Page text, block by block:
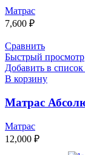
Матрас
7,600 ₽
Сравнить
Быстрый просмотр
Добавить в
В корзину
Матрас
Матрас
12,000 ₽